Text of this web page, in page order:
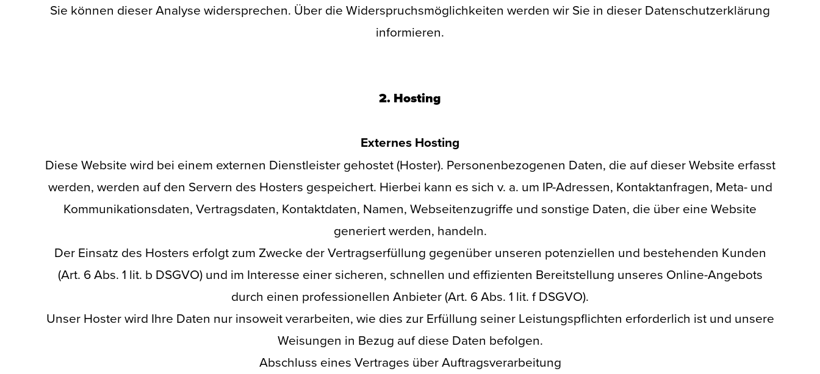
Sie können dieser Analyse widersprechen. Über die Widerspruchsmöglichkeiten werden wir Sie in dieser Datenschutzerklärung
informieren.
2. Hosting
Externes Hosting
Diese Website wird bei einem externen Dienstleister gehostet (Hoster). Personenbezogenen Daten, die auf dieser Website erfasst
werden, werden auf den Servern des Hosters gespeichert. Hierbei kann es sich v. a. um IP-Adressen, Kontaktanfragen, Meta- und
Kommunikationsdaten, Vertragsdaten, Kontaktdaten, Namen, Webseitenzugriffe und sonstige Daten, die über eine Website
generiert werden, handeln.
Der Einsatz des Hosters erfolgt zum Zwecke der Vertragserfüllung gegenüber unseren potenziellen und bestehenden Kunden
(Art. 6 Abs. 1 lit. b DSGVO) und im Interesse einer sicheren, schnellen und effizienten Bereitstellung unseres Online-Angebots
durch einen professionellen Anbieter (Art. 6 Abs. 1 lit. f DSGVO).
Unser Hoster wird Ihre Daten nur insoweit verarbeiten, wie dies zur Erfüllung seiner Leistungspflichten erforderlich ist und unsere
Weisungen in Bezug auf diese Daten befolgen.
Abschluss eines Vertrages über Auftragsverarbeitung